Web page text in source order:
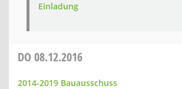
Einladung
DO 08.12.2016
2014-2019 Bauausschuss